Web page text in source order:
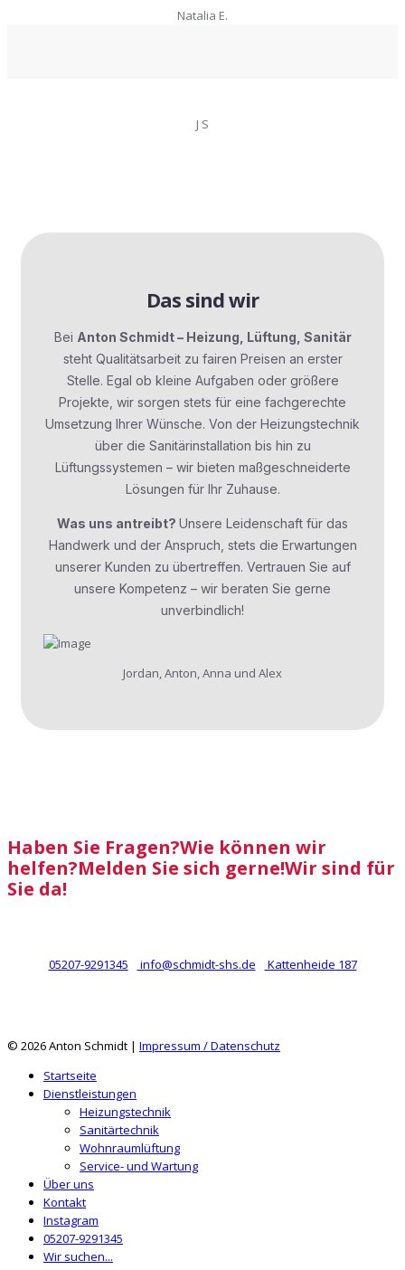
Natalia E.
J S
Das sind wir
Bei Anton Schmidt – Heizung, Lüftung, Sanitär
steht Qualitätsarbeit zu fairen Preisen an erster
Stelle. Egal ob kleine Aufgaben oder größere
Projekte, wir sorgen stets für eine fachgerechte
Umsetzung Ihrer Wünsche. Von der Heizungstechnik
über die Sanitärinstallation bis hin zu
Lüftungssystemen – wir bieten maßgeschneiderte
Lösungen für Ihr Zuhause.
Was uns antreibt? Unsere Leidenschaft für das
Handwerk und der Anspruch, stets die Erwartungen
unserer Kunden zu übertreffen. Vertrauen Sie auf
unsere Kompetenz – wir beraten Sie gerne
unverbindlich!
Jordan, Anton, Anna und Alex
Haben Sie Fragen?Wie können wir
helfen?Melden Sie sich gerne!Wir sind für
Sie da!
05207-9291345 info@schmidt-shs.de Kattenheide 187
© 2026 Anton Schmidt | Impressum / Datenschutz
Startseite
Dienstleistungen
Heizungstechnik
Sanitärtechnik
Wohnraumlüftung
Service- und Wartung
Über uns
Kontakt
Instagram
05207-9291345
Wir suchen...